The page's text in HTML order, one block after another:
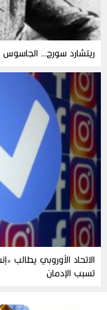
ريتشارد سورج… الجاسوس
الاتحاد الأوروبي
تسبب الإدمان